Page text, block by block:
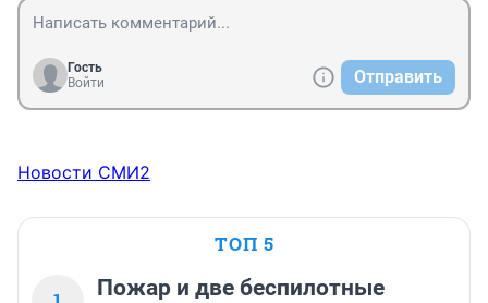
Гость
Войти
Отправить
Новости СМИ2
ТОП 5
Пожар и две беспилотные